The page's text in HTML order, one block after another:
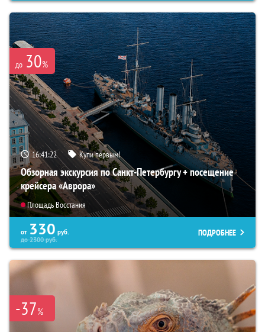
до 30%
16:41:21 Купи первым!
Обзорная экскурсия по Санкт-Петербургу + посещение
крейсера «Аврора»
Площадь Восстания
от 330 руб.
до2300руб.
ПОДРОБНЕЕ
-37%